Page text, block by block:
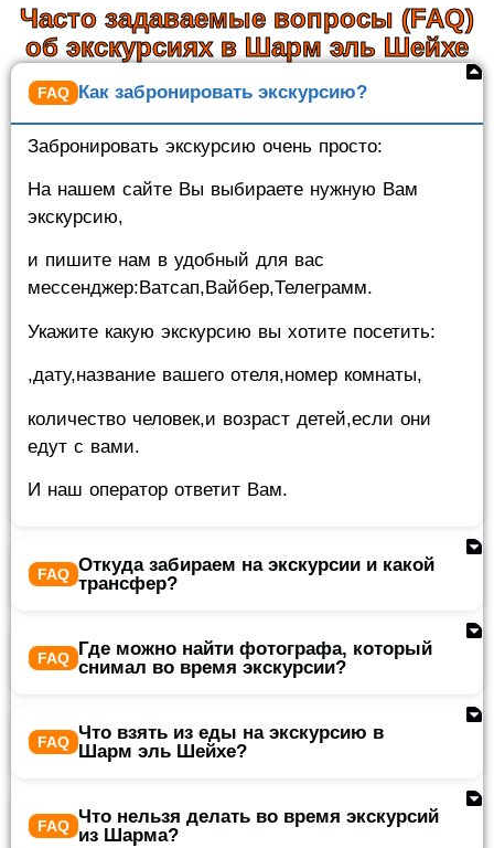
Часто задаваемые вопросы (FAQ)
об экскурсиях в Шарм эль Шейхе
Как забронировать экскурсию?
Забронировать экскурсию очень просто:
На нашем сайте Вы выбираете нужную Вам
экскурсию,
и пишите нам в удобный для вас
мессенджер:Ватсап,Вайбер,Телеграмм.
Укажите какую экскурсию вы хотите посетить:
,дату,название вашего отеля,номер комнаты,
количество человек,и возраст детей,если они
едут с вами.
И наш оператор ответит Вам.
Откуда забираем на экскурсии и какой
трансфер?
Где можно найти фотографа, который
снимал во время экскурсии?
Что взять из еды на экскурсию в
Шарм эль Шейхе?
Что нельзя делать во время экскурсий
из Шарма?